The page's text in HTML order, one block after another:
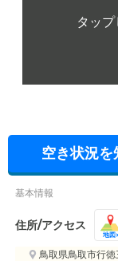
空き状況を
基本情報
住所/アクセス
地図
鳥取県鳥取市行徳